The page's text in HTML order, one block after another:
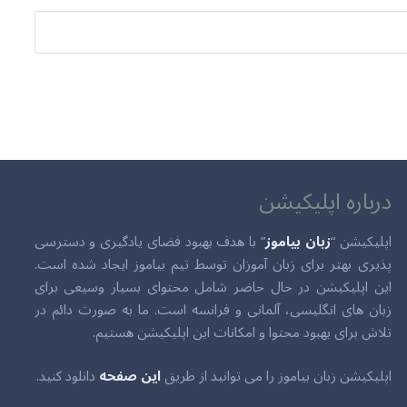
درباره اپلیکیشن
اپلیکیشن “زبان بیاموز” با هدف بهبود فضای یادگیری و دسترسی
پذیری بهتر برای زبان آموزان توسط تیم بیاموز ایجاد شده است.
این اپلیکیشن در حال حاضر شامل محتوای بسیار وسیعی برای
زبان های انگلیسی، آلمانی و فرانسه است. ما به صورت دائم در
تلاش برای بهبود محتوا و امکانات این اپلیکیشن هستیم.
اپلیکیشن زبان بیاموز را می توانید از طریقاین صفحهدانلود کنید.